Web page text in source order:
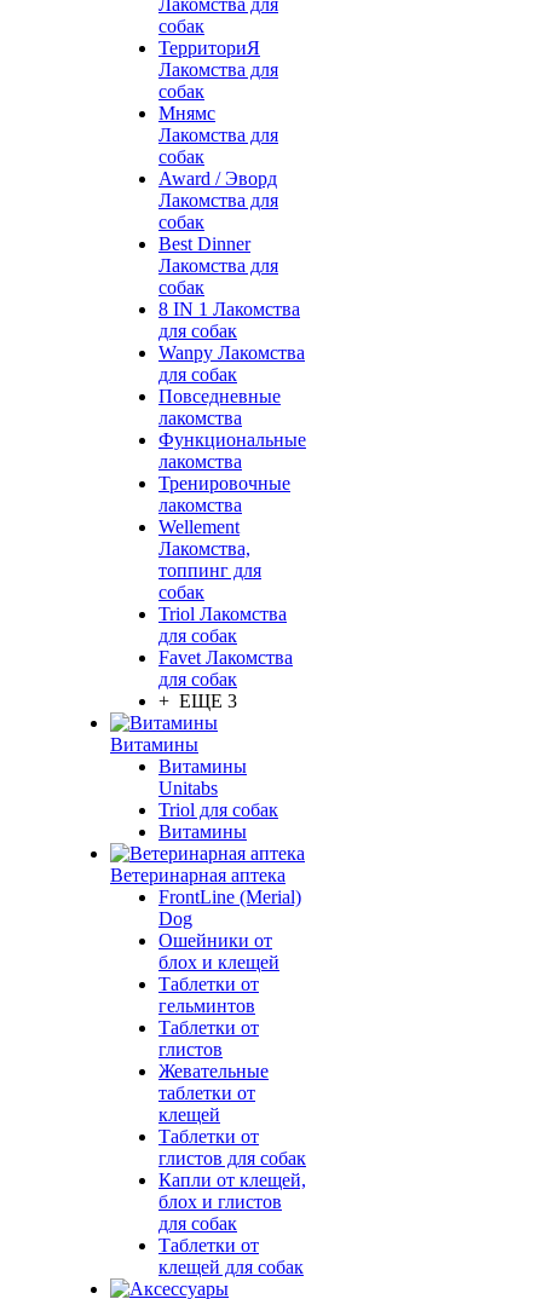
Лакомства для
собак
ТерриториЯ
Лакомства для
собак
Мнямс
Лакомства для
собак
Award / Эворд
Лакомства для
собак
Best Dinner
Лакомства для
собак
8 IN 1 Лакомства
для собак
Wanpy Лакомства
для собак
Повседневные
лакомства
Функциональные
лакомства
Тренировочные
лакомства
Wellement
Лакомства,
топпинг для
собак
Triol Лакомства
для собак
Favet Лакомства
для собак
+ ЕЩЕ 3
Витамины
Витамины
Unitabs
Triol для собак
Витамины
Ветеринарная аптека
FrontLine (Merial)
Dog
Ошейники от
блох и клещей
Таблетки от
гельминтов
Таблетки от
глистов
Жевательные
таблетки от
клещей
Таблетки от
глистов для собак
Капли от клещей,
блох и глистов
для собак
Таблетки от
клещей для собак